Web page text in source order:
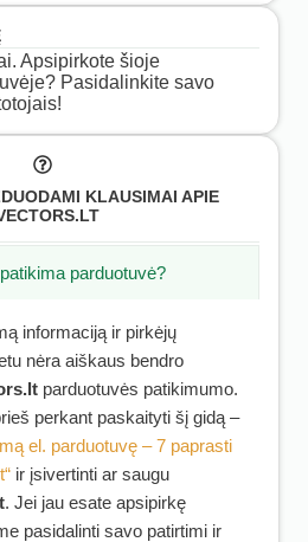
Apsipirkote šioje
Pasidalinkite savo
KLAUSIMAI APIE
parduotuvė?
informaciją ir pirkėjų
nėra aiškaus bendro
parduotuvės patikimumo.
perkant paskaityti šį gidą –
el. parduotuvę – 7 paprasti
ir įsivertinti ar saugu
. Jei jau esate apsipirkę
pasidalinti savo patirtimi ir